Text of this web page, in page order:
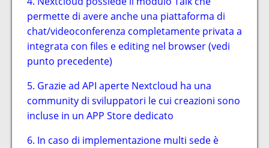
permette di avere anche una piattaforma di
chat/videoconferenza completamente privata a
integrata con files e editing nel browser (vedi
punto precedente)
5. Grazie ad API aperte Nextcloud ha una
community di sviluppatori le cui creazioni sono
incluse in un APP Store dedicato
6. In caso di implementazione multi sede è